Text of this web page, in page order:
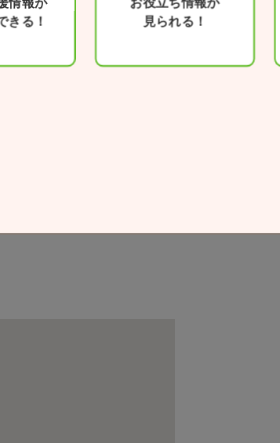
電話番号
03-3588-1111
きる！
見られる！